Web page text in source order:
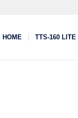
HOME TTS-160 LITE